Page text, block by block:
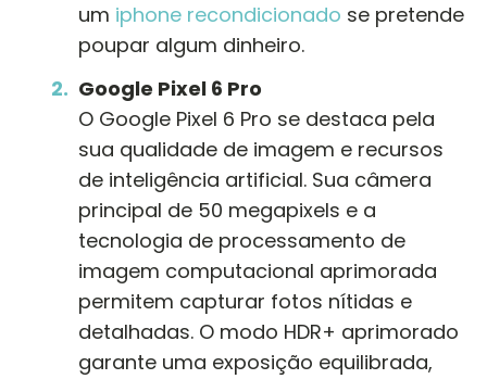
um iphone recondicionado se pretende
poupar algum dinheiro.
Google Pixel 6 Pro
O Google Pixel 6 Pro se destaca pela
sua qualidade de imagem e recursos
de inteligência artificial. Sua câmera
principal de 50 megapixels e a
tecnologia de processamento de
imagem computacional aprimorada
permitem capturar fotos nítidas e
detalhadas. O modo HDR+ aprimorado
garante uma exposição equilibrada,